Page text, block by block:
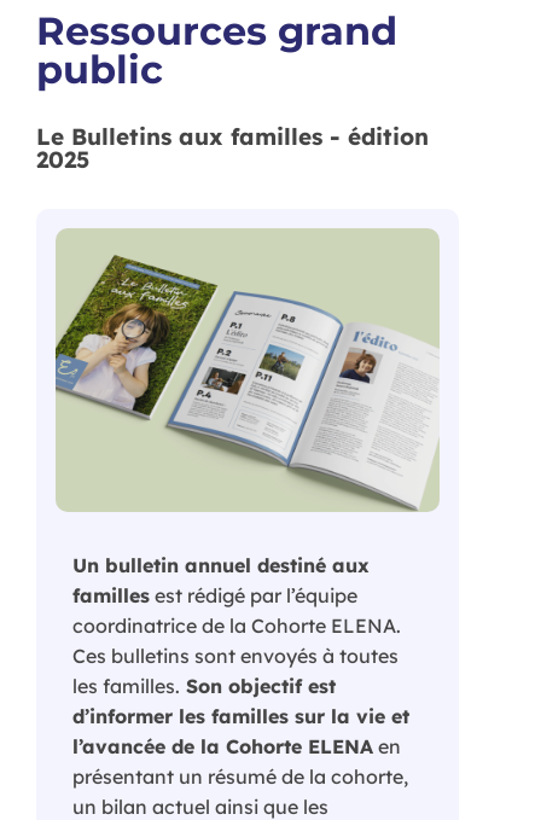
Ressources grand
public
Le Bulletins aux familles - édition
2025
Un bulletin annuel destiné aux
familles est rédigé par l’équipe
coordinatrice de la Cohorte ELENA.
Ces bulletins sont envoyés à toutes
les familles. Son objectif est
d’informer les familles sur la vie et
l’avancée de la Cohorte ELENA en
présentant un résumé de la cohorte,
un bilan actuel ainsi que les